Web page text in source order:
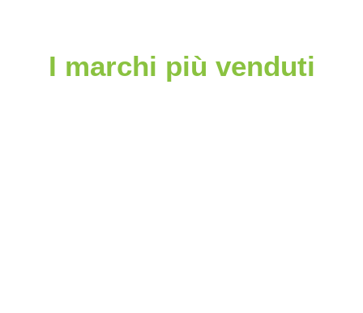
I marchi più venduti